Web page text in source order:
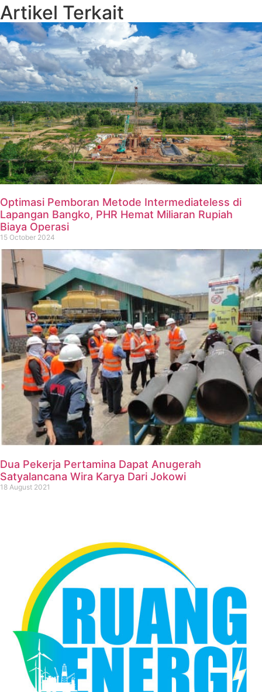
Artikel Terkait
Optimasi Pemboran Metode Intermediateless di
Lapangan Bangko, PHR Hemat Miliaran Rupiah
Biaya Operasi
15 October 2024
Dua Pekerja Pertamina Dapat Anugerah
Satyalancana Wira Karya Dari Jokowi
18 August 2021